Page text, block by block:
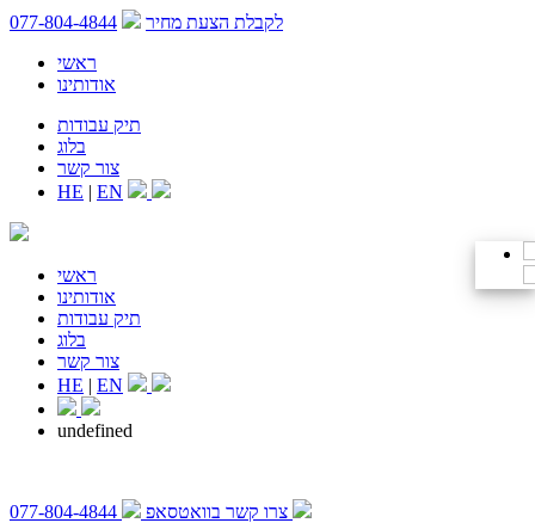
לקבלת הצעת מחיר
077-804-4844
ראשי
אודותינו
תיק עבודות
בלוג
צור קשר
HE | EN
ראשי
אודותינו
תיק עבודות
בלוג
צור קשר
HE | EN
undefined
צרו קשר בוואטסאפ 077-804-4844